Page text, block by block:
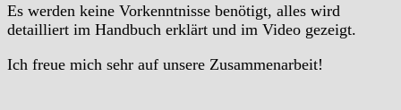
Es werden keine Vorkenntnisse benötigt, alles wird
detailliert im Handbuch erklärt und im Video gezeigt.
Ich freue mich sehr auf unsere Zusammenarbeit!